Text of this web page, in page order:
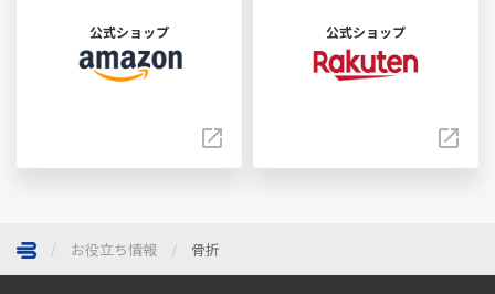
公式ショップ 公式ショップ
お役立ち情報 骨折
ページトップへ